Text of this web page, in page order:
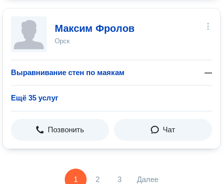
Максим Фролов
Орск
Выравнивание стен по маякам —
Ещё 35 услуг
Позвонить Чат
1 2 3 Далее